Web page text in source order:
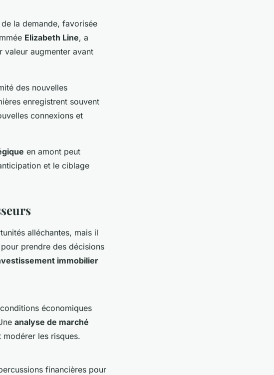
la demande, favorisée
Elizabeth Line, a
valeur augmenter avant
des nouvelles
enregistrent souvent
connexions et
en amont peut
et le ciblage
alléchantes, mais il
pour prendre des décisions
immobilier
économiques
analyse de marché
modérer les risques.
financières pour